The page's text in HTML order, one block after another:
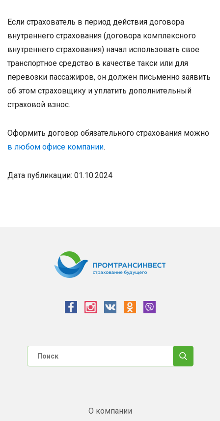
Если страхователь в период действия договора
внутреннего страхования (договора комплексного
внутреннего страхования) начал использовать свое
транспортное средство в качестве такси или для
перевозки пассажиров, он должен письменно заявить
об этом страховщику и уплатить дополнительный
страховой взнос.
Оформить договор обязательного страхования можно
в любом офисе компании.
Дата публикации: 01.10.2024
О компании